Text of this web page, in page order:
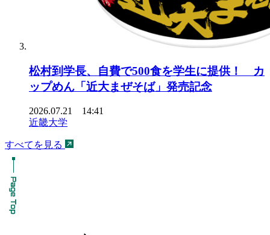
松村到学長、自費で500食を学生に提供！ カ
ップめん「近大まぜそば」発売記念
2026.07.21 14:41
近畿大学
すべてを見る